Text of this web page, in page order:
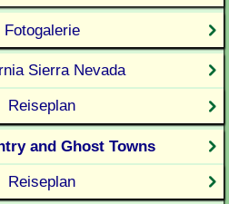
Fotogalerie
Sierra Nevada
Reiseplan
and Ghost Towns
Reiseplan